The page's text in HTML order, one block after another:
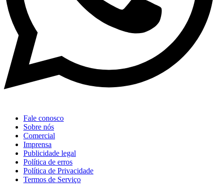
Fale conosco
Sobre nós
Comercial
Imprensa
Publicidade legal
Política de erros
Política de Privacidade
Termos de Serviço